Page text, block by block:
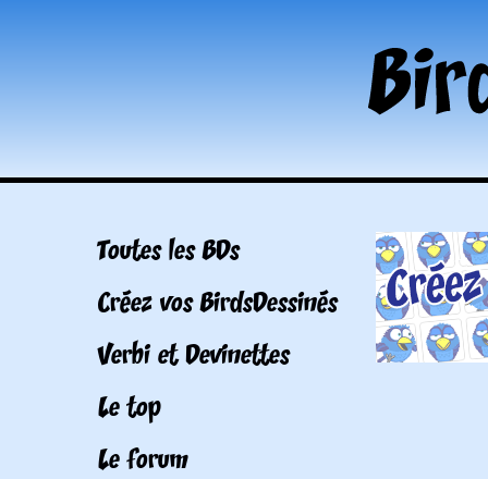
Toutes les BDs
Créez vos BirdsDessinés
Verbi et Devinettes
Le top
Le forum